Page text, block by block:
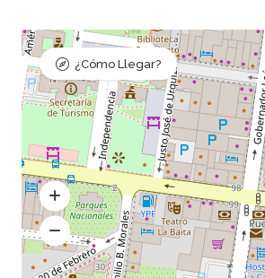
¿Cómo Llegar?